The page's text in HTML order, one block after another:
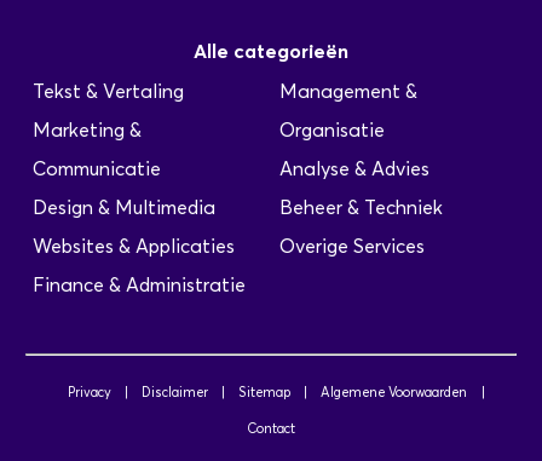
Alle categorieën
Tekst & Vertaling
Marketing &
Communicatie
Design & Multimedia
Websites & Applicaties
Finance & Administratie
Management &
Organisatie
Analyse & Advies
Beheer & Techniek
Overige Services
Privacy Disclaimer Sitemap Algemene Voorwaarden
Contact